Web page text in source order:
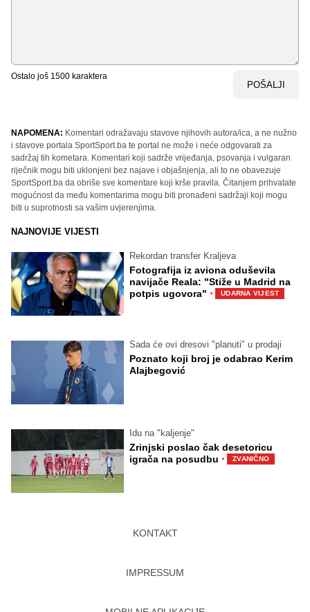
Ostalo još 1500 karaktera
POŠALJI
NAPOMENA: Komentari odražavaju stavove njihovih autora/ica, a ne nužno
i stavove portala SportSport.ba te portal ne može i neće odgovarati za
sadržaj tih kometara. Komentari koji sadrže vrijeđanja, psovanja i vulgaran
riječnik mogu biti uklonjeni bez najave i objašnjenja, ali to ne obavezuje
SportSport.ba da obriše sve komentare koji krše pravila. Čitanjem prihvatate
mogućnost da među komentarima mogu biti pronađeni sadržaji koji mogu
biti u suprotnosti sa vašim uvjerenjima.
NAJNOVIJE VIJESTI
Rekordan transfer Kraljeva
Fotografija iz aviona oduševila
navijače Reala: "Stiže u Madrid na
potpis ugovora" · UDARNA VIJEST
Sada će ovi dresovi "planuti" u prodaji
Poznato koji broj je odabrao Kerim
Alajbegović
Idu na "kaljenje"
Zrinjski poslao čak desetoricu
igrača na posudbu · ZVANIČNO
KONTAKT
IMPRESSUM